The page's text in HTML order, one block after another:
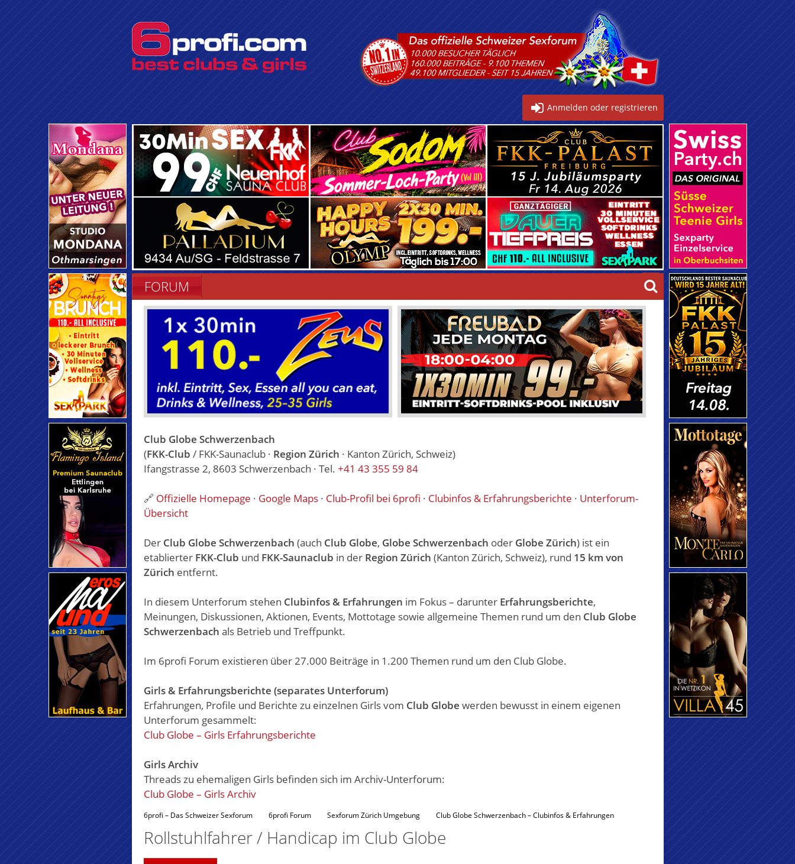
Anmelden oder registrieren
FORUM
Club Globe Schwerzenbach
(FKK-Club / FKK-Saunaclub · Region Zürich · Kanton Zürich, Schweiz)
Ifangstrasse 2, 8603 Schwerzenbach · Tel. +41 43 355 59 84
🔗 Offizielle Homepage · Google Maps · Club-Profil bei 6profi · Clubinfos & Erfahrungsberichte · Unterforum-
Übersicht
Der Club Globe Schwerzenbach (auch Club Globe, Globe Schwerzenbach oder Globe Zürich) ist ein
etablierter FKK-Club und FKK-Saunaclub in der Region Zürich (Kanton Zürich, Schweiz), rund 15 km von
Zürich entfernt.
In diesem Unterforum stehen Clubinfos & Erfahrungen im Fokus – darunter Erfahrungsberichte,
Meinungen, Diskussionen, Aktionen, Events, Mottotage sowie allgemeine Themen rund um den Club Globe
Schwerzenbach als Betrieb und Treffpunkt.
Im 6profi Forum existieren über 27.000 Beiträge in 1.200 Themen rund um den Club Globe.
Girls & Erfahrungsberichte (separates Unterforum)
Erfahrungen, Profile und Berichte zu einzelnen Girls vom Club Globe werden bewusst in einem eigenen
Unterforum gesammelt:
Club Globe – Girls Erfahrungsberichte
Girls Archiv
Threads zu ehemaligen Girls befinden sich im Archiv-Unterforum:
Club Globe – Girls Archiv
6profi – Das Schweizer Sexforum 6profi Forum Sexforum Zürich Umgebung Club Globe Schwerzenbach – Clubinfos & Erfahrungen
Rollstuhlfahrer / Handicap im Club Globe